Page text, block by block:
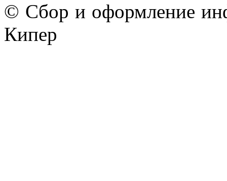
© Сбор и оформление
Кипер